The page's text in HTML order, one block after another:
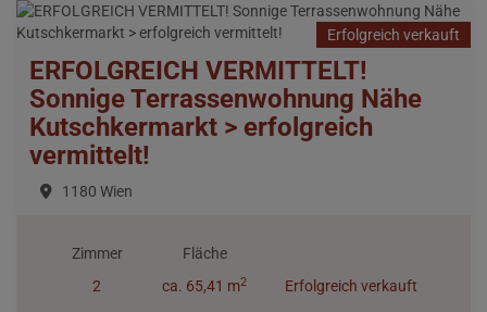
Erfolgreich verkauft
ERFOLGREICH VERMITTELT!
Sonnige Terrassenwohnung Nähe
Kutschkermarkt > erfolgreich
vermittelt!
1180 Wien
Zimmer
2
Fläche
ca. 65,41 m2 Erfolgreich verkauft